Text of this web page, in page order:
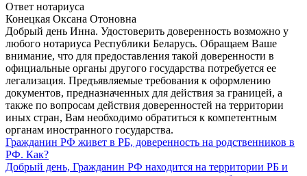
Ответ нотариуса
Конецкая Оксана Отоновна
Добрый день Инна. Удостоверить доверенность возможно у
любого нотариуса Республики Беларусь. Обращаем Ваше
внимание, что для предоставления такой доверенности в
официальные органы другого государства потребуется ее
легализация. Предъявляемые требования к оформлению
документов, предназначенных для действия за границей, а
также по вопросам действия доверенностей на территории
иных стран, Вам необходимо обратиться к компетентным
органам иностранного государства.
Гражданин РФ живет в РБ, доверенность на родственников в
РФ. Как?
Добрый день, Гражданин РФ находится на территории РБ и